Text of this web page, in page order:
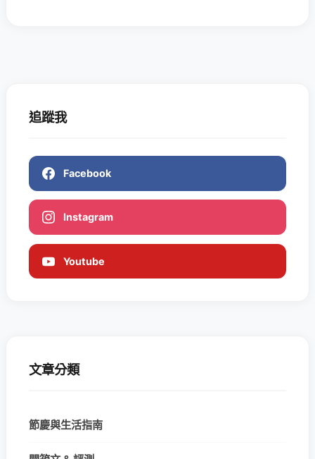
追蹤我
Facebook
Instagram
Youtube
文章分類
節慶與生活指南